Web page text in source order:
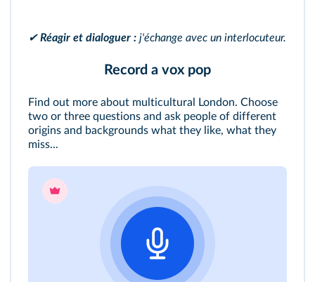
✔Réagir et dialoguer : j'échange avec un interlocuteur.
Record a vox pop
Find out more about multicultural London. Choose
two or three questions and ask people of different
origins and backgrounds what they like, what they
miss...